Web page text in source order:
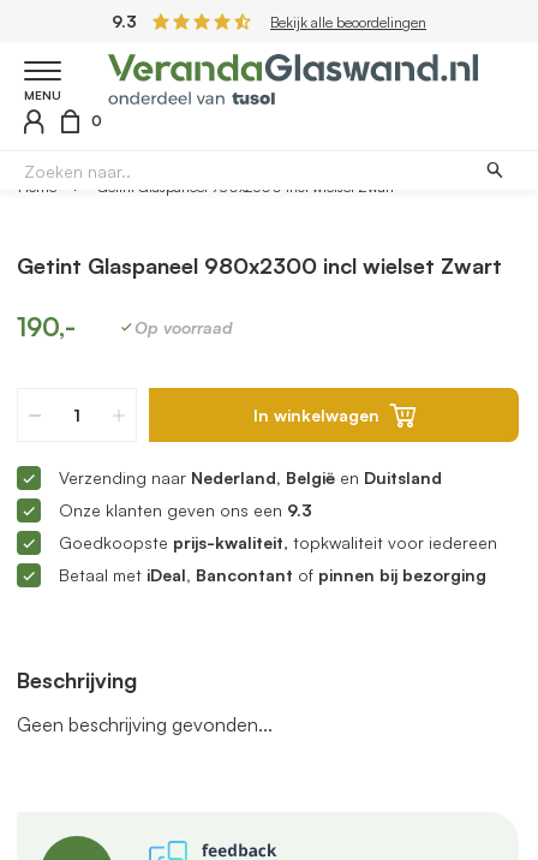
9.3 Bekijk alle beoordelingen
MENU
0
Home Getint Glaspaneel 980x2300 incl wielset Zwart
Beschrijving
Geen beschrijving gevonden...
Getint Glaspaneel 980x2300 incl wielset Zwart
190,- Op voorraad
In winkelwagen
Verzending naar Nederland, België en Duitsland
Onze klanten geven ons een 9.3
Goedkoopste prijs-kwaliteit, topkwaliteit voor iedereen
Betaal met iDeal, Bancontant of pinnen bij bezorging